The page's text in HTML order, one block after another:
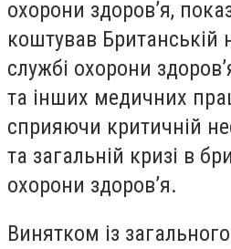
охорони здоров’я,
коштував Британській
службі охорони
та інших медичних
сприяючи критичній
та загальній кризі в
охорони здоров’я.
Винятком із